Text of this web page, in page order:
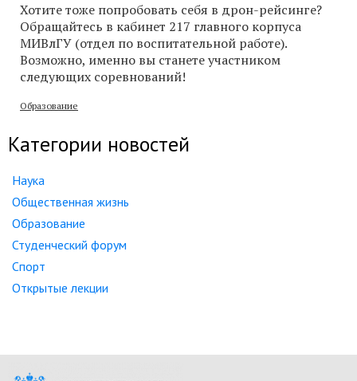
Хотите тоже попробовать себя в дрон-рейсинге?
Обращайтесь в кабинет 217 главного корпуса
МИВлГУ (отдел по воспитательной работе).
Возможно, именно вы станете участником
следующих соревнований!
Образование
Категории новостей
Наука
Общественная жизнь
Образование
Студенческий форум
Спорт
Открытые лекции